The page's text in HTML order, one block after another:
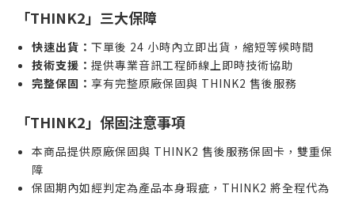
「THINK2」三大保障
快速出貨： 下單後 24 小時內立即出貨，縮短等候時間
技術支援： 提供專業音訊工程師線上即時技術協助
完整保固： 享有完整原廠保固與 THINK2 售後服務
「THINK2」保固注意事項
本商品提供原廠保固與 THINK2 售後服務保固卡，雙重保
障
保固期內如經判定為產品本身瑕疵，THINK2 將全程代為